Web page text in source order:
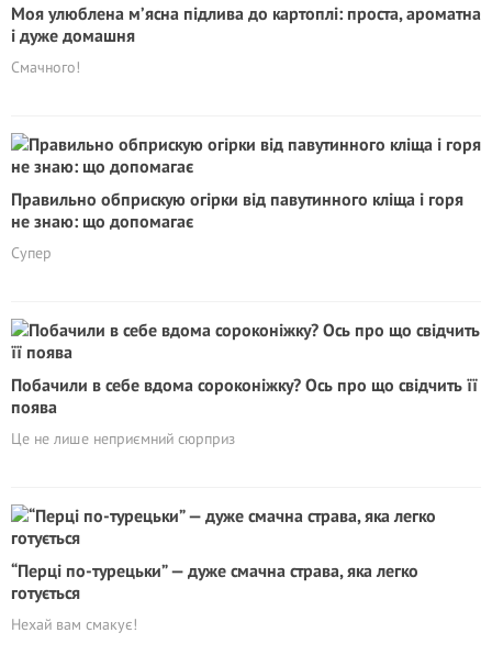
Моя улюблена м’ясна підлива до картоплі: проста, ароматна
і дуже домашня
Смачного!
Правильно обприскую огірки від павутинного кліща і горя
не знаю: що допомагає
Супер
Побачили в себе вдома сороконіжку? Ось про що свідчить її
поява
Це не лише неприємний сюрприз
“Перці по-турецьки” — дуже смачна страва, яка легко
готується
Нехай вам смакує!